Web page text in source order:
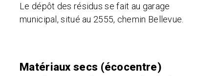
Le dépôt des résidus se fait au garage
municipal, situé au 2555, chemin Bellevue.
Matériaux secs (écocentre)